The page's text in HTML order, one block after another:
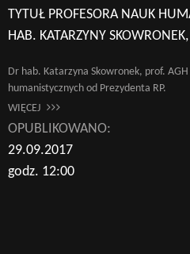
TYTUŁ PROFESORA NAUK
HAB. KATARZYNY
Dr hab. Katarzyna Skowronek, prof.
humanistycznych od Prezydenta RP.
WIĘCEJ
OPUBLIKOWANO:
29.09.2017
godz. 12:00